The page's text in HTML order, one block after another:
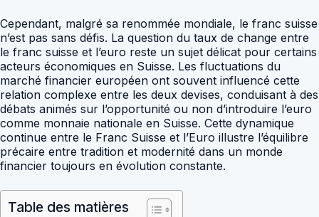
Cependant, malgré sa renommée mondiale, le franc suisse
n’est pas sans défis. La question du taux de change entre
le franc suisse et l’euro reste un sujet délicat pour certains
acteurs économiques en Suisse. Les fluctuations du
marché financier européen ont souvent influencé cette
relation complexe entre les deux devises, conduisant à des
débats animés sur l’opportunité ou non d’introduire l’euro
comme monnaie nationale en Suisse. Cette dynamique
continue entre le Franc Suisse et l’Euro illustre l’équilibre
précaire entre tradition et modernité dans un monde
financier toujours en évolution constante.
Table des matières